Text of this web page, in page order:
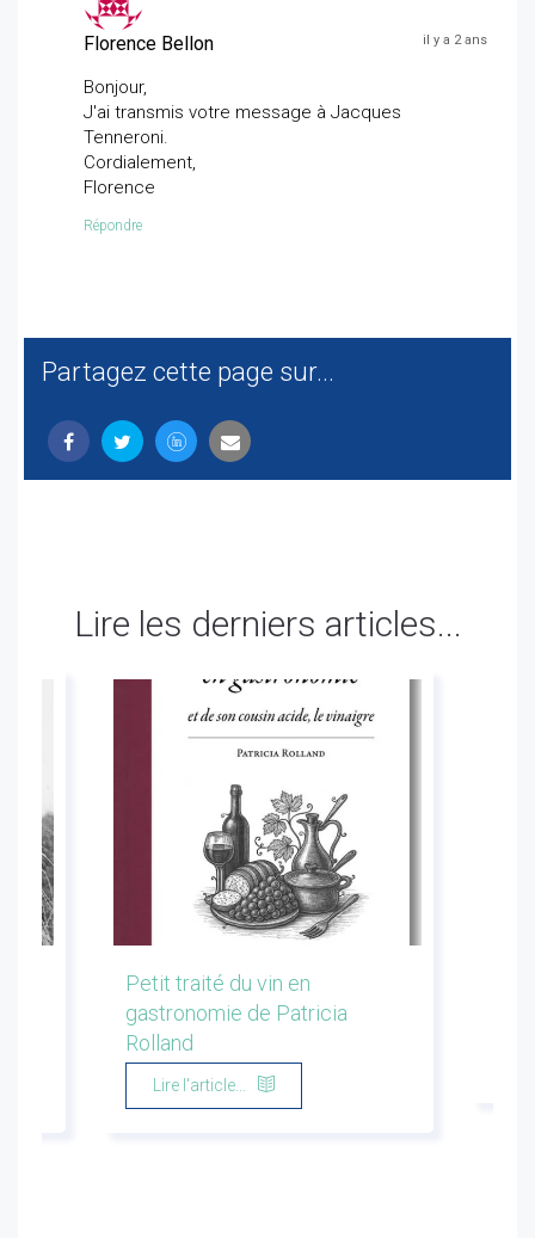
Florence Bellon il y a 2 ans
Bonjour,
J'ai transmis votre message à Jacques
Tenneroni.
Cordialement,
Florence
Répondre
Partagez cette page sur...
Lire les derniers articles...
Petit traité du vin en
gastronomie de Patricia
Rolland
Lire l'article...